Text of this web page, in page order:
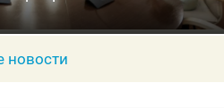
экономики
новости